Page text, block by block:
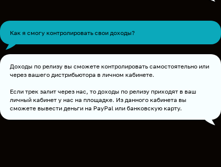
Как я смогу контролировать свои доходы?
Доходы по релизу вы сможете контролировать самостоятельно или
через вашего дистрибьютора в личном кабинете.
Если трек залит через нас, то доходы по релизу приходят в ваш
личный кабинет у нас на площадке. Из данного кабинета вы
сможете вывести деньги на PayPal или банковскую карту.